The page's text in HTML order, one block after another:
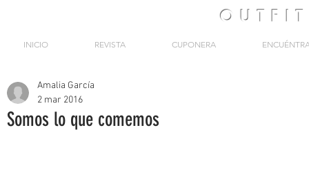
OUTFIT
INICIO REVISTA CUPONERA
Somos lo que comemos
Amalia García
2 mar 2016